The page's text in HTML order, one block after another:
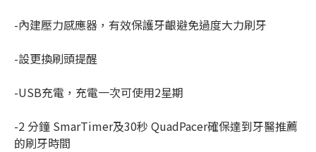
-內建壓力感應器，有效保護牙齦避免過度大力刷牙
-設更換刷頭提醒
-USB充電，充電一次可使用2星期
-2 分鐘 SmarTimer及30秒 QuadPacer確保達到牙醫推薦
的刷牙時間